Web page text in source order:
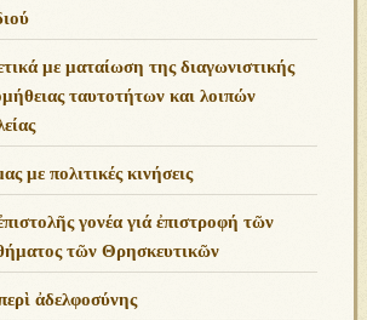
με ματαίωση της διαγωνιστικής
ταυτοτήτων και λοιπών
με πολιτικές κινήσεις
γονέα γιά ἐπιστροφή τῶν
τῶν Θρησκευτικῶν
ἀδελφοσύνης